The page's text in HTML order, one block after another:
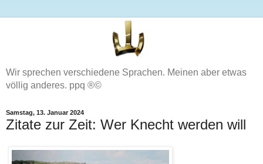
Wir sprechen verschiedene Sprachen. Meinen aber etwas
völlig anderes. ppq ®©
Samstag, 13. Januar 2024
Zitate zur Zeit: Wer Knecht werden will